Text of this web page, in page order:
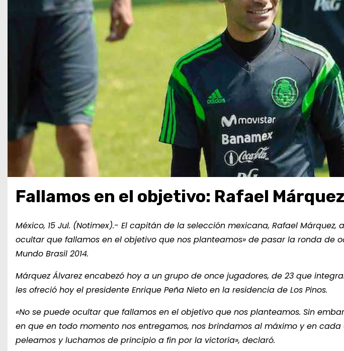
Fallamos en el objetivo: Rafael Márquez
México, 15 Jul. (Notimex).- El capitán de la selección mexicana, Rafael Márquez,
ocultar que fallamos en el objetivo que nos planteamos» de pasar la ronda de
Mundo Brasil 2014.
Márquez Álvarez encabezó hoy a un grupo de once jugadores, de 23 que
les ofreció hoy el presidente Enrique Peña Nieto en la residencia de Los Pinos.
«No se puede ocultar que fallamos en el objetivo que nos planteamos. Sin
en que en todo momento nos entregamos, nos brindamos al máximo y en
peleamos y luchamos de principio a fin por la victoria», declaró.